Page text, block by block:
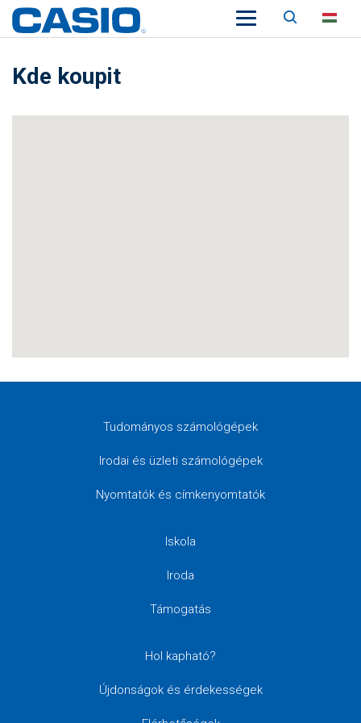
Keresés
Kde koupit
Tudományos számológépek
Irodai és üzleti számológépek
Nyomtatók és címkenyomtatók
Iskola
Iroda
Támogatás
Hol kapható?
Újdonságok és érdekességek